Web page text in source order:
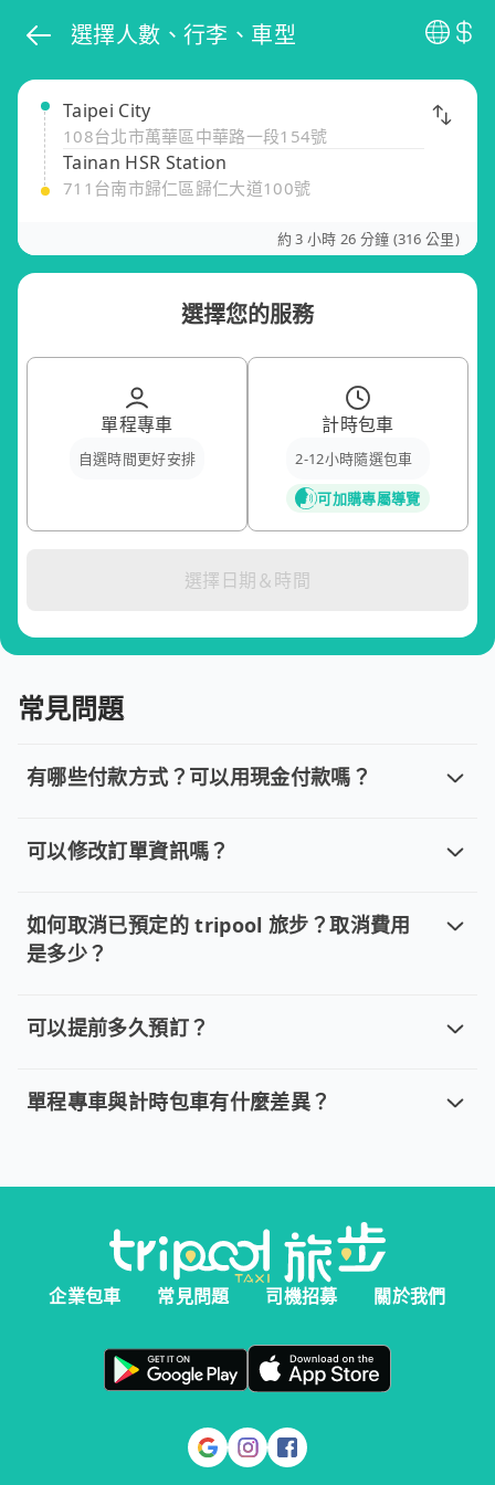
選擇人數、行李、車型
Taipei City
108台北市萬華區中華路一段154號
Tainan HSR Station
711台南市歸仁區歸仁大道100號
約 3 小時 26 分鐘 (316 公里)
選擇您的服務
單程專車
自選時間更好安排
計時包車
2-12小時隨選包車
可加購專屬導覽
選擇日期＆時間
常見問題
有哪些付款方式？可以用現金付款嗎？
可以修改訂單資訊嗎？
如何取消已預定的 tripool 旅步？取消費用
是多少？
可以提前多久預訂？
單程專車與計時包車有什麼差異？
企業包車 常見問題 司機招募 關於我們